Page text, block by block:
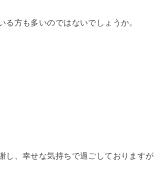
る方も多いのではないでしょうか。
し、幸せな気持ちで過 ごしておりますが